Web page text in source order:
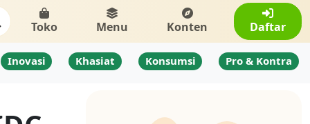
Toko Menu Konten Daftar
Inovasi Khasiat Konsumsi Pro & Kontra